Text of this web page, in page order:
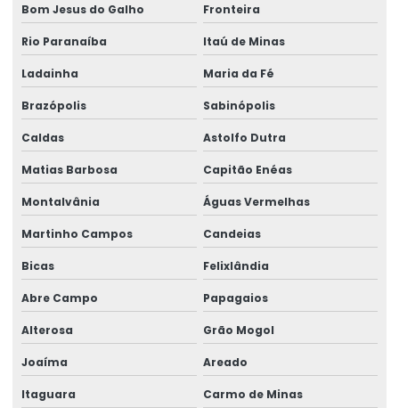
Bom Jesus do Galho Fronteira
Rio Paranaíba Itaú de Minas
Ladainha Maria da Fé
Brazópolis Sabinópolis
Caldas Astolfo Dutra
Matias Barbosa Capitão Enéas
Montalvânia Águas Vermelhas
Martinho Campos Candeias
Bicas Felixlândia
Abre Campo Papagaios
Alterosa Grão Mogol
Joaíma Areado
Itaguara Carmo de Minas